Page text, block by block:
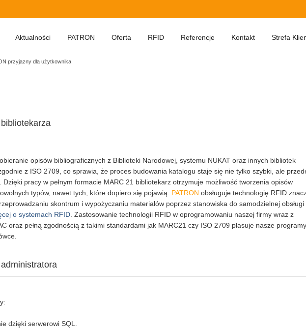
Aktualności PATRON Oferta RFID Referencje Kontakt Strefa
przyjazny dla użytkownika
opisów bibliograficznych z Biblioteki Narodowej, systemu NUKAT oraz innych bibliotek
z ISO 2709, co sprawia, że proces budowania katalogu staje się nie tylko szybki, ale
pracy w pełnym formacie MARC 21 bibliotekarz otrzymuje możliwość tworzenia opisów
typów, nawet tych, które dopiero się pojawią. PATRON obsługuje technologię RFID
skontrum i wypożyczaniu materiałów poprzez stanowiska do samodzielnej obsługi
o systemach RFID . Zastosowanie technologii RFID w oprogramowaniu naszej firmy wraz z
oraz pełną zgodnością z takimi standardami jak MARC21 czy ISO 2709 plasuje nasze programy
dzięki serwerowi SQL.